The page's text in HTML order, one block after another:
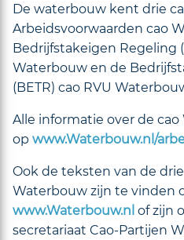
De waterbouw kent drie
Arbeidsvoorwaarden cao
Bedrijfstakeigen Regeling
Waterbouw en de
(BETR) cao RVU
Alle informatie over de
op www.Waterbouw.nl/
Ook de teksten van de
Waterbouw zijn te vinden
www.Waterbouw.nl of zijn
secretariaat Cao-Partijen